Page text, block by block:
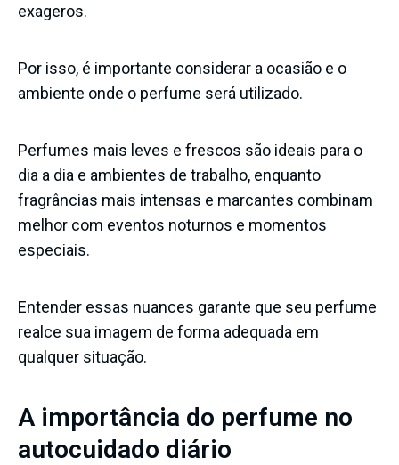
exageros.
Por isso, é importante considerar a ocasião e o
ambiente onde o perfume será utilizado.
Perfumes mais leves e frescos são ideais para o
dia a dia e ambientes de trabalho, enquanto
fragrâncias mais intensas e marcantes combinam
melhor com eventos noturnos e momentos
especiais.
Entender essas nuances garante que seu perfume
realce sua imagem de forma adequada em
qualquer situação.
A importância do perfume no
autocuidado diário